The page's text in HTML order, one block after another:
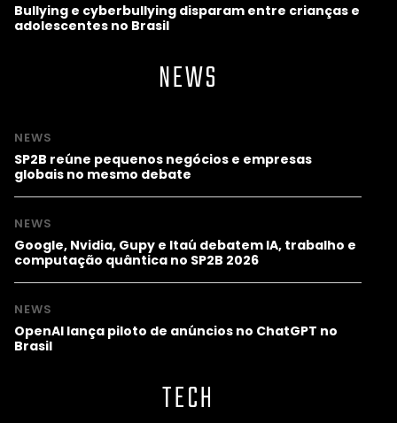
Bullying e cyberbullying disparam entre crianças e
adolescentes no Brasil
NEWS
NEWS
SP2B reúne pequenos negócios e empresas
globais no mesmo debate
NEWS
Google, Nvidia, Gupy e Itaú debatem IA, trabalho e
computação quântica no SP2B 2026
NEWS
OpenAI lança piloto de anúncios no ChatGPT no
Brasil
TECH